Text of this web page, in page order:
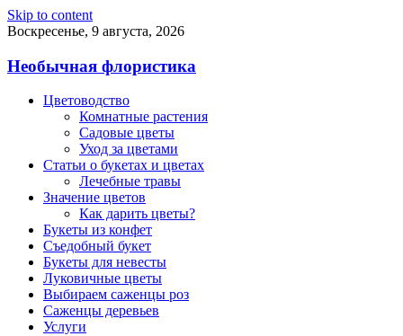
Skip to content
Воскресенье, 9 августа, 2026
Необычная флористика
Цветоводство
Комнатные растения
Садовые цветы
Уход за цветами
Статьи о букетах и цветах
Лечебные травы
Значение цветов
Как дарить цветы?
Букеты из конфет
Съедобный букет
Букеты для невесты
Луковичные цветы
Выбираем саженцы роз
Саженцы деревьев
Услуги